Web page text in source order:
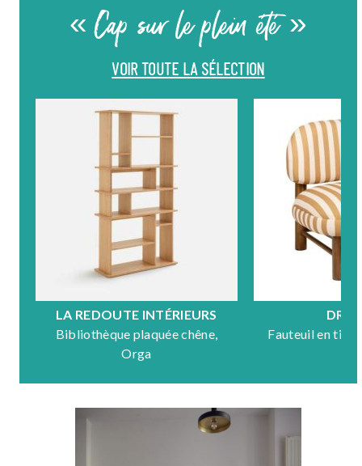
« Cap sur le plein été »
VOIR TOUTE LA SÉLECTION
LA REDOUTE INTÉRIEURS
Bibliothèque plaquée chêne,
Orga
Fauteuil en